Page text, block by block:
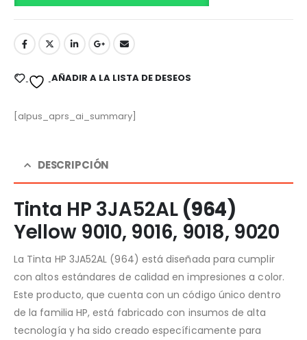
AÑADIR A LA LISTA DE DESEOS
[alpus_aprs_ai_summary]
DESCRIPCIÓN
Tinta HP 3JA52AL (964)
Yellow 9010, 9016, 9018, 9020
La Tinta HP 3JA52AL (964) está diseñada para cumplir
con altos estándares de calidad en impresiones a color.
Este producto, que cuenta con un código único dentro
de la familia HP, está fabricado con insumos de alta
tecnología y ha sido creado específicamente para